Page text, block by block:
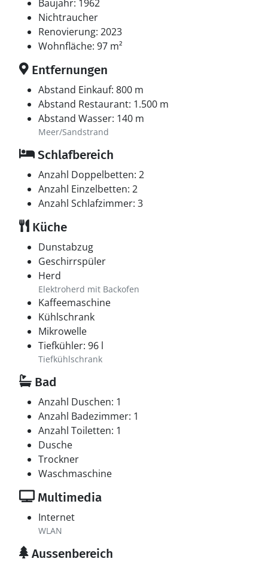
Baujahr: 1962
Nichtraucher
Renovierung: 2023
Wohnfläche: 97 m²
Entfernungen
Abstand Einkauf: 800 m
Abstand Restaurant: 1.500 m
Abstand Wasser: 140 m
Meer/Sandstrand
Schlafbereich
Anzahl Doppelbetten: 2
Anzahl Einzelbetten: 2
Anzahl Schlafzimmer: 3
Küche
Dunstabzug
Geschirrspüler
Herd
Elektroherd mit Backofen
Kaffeemaschine
Kühlschrank
Mikrowelle
Tiefkühler: 96 l
Tiefkühlschrank
Bad
Anzahl Duschen: 1
Anzahl Badezimmer: 1
Anzahl Toiletten: 1
Dusche
Trockner
Waschmaschine
Multimedia
Internet
WLAN
Aussenbereich